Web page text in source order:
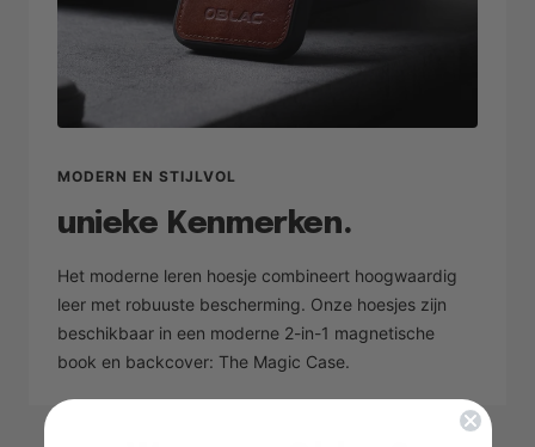
MODERN EN STIJLVOL
unieke Kenmerken.
Het moderne leren hoesje combineert hoogwaardig
leer met robuuste bescherming. Onze hoesjes zijn
beschikbaar in een moderne 2-in-1 magnetische
book en backcover: The Magic Case.